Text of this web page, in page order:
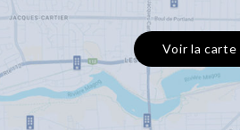
Voir la carte